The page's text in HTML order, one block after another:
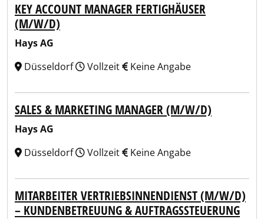
KEY ACCOUNT MANAGER FERTIGHÄUSER
(M/W/D)
Hays AG
Düsseldorf
Vollzeit Keine Angabe
SALES & MARKETING MANAGER (M/W/D)
Hays AG
Düsseldorf
Vollzeit Keine Angabe
MITARBEITER VERTRIEBSINNENDIENST (M/W/D)
– KUNDENBETREUUNG & AUFTRAGSSTEUERUNG